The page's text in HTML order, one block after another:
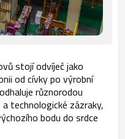
stojí odvíječ jako
od cívky po výrobní
různorodou
technologické zázraky,
bodu do srdce